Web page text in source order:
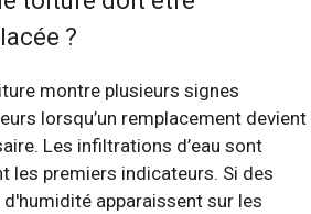
?
montre plusieurs signes
lorsqu’un remplacement devient
Les infiltrations d’eau sont
les premiers indicateurs. Si des
apparaissent sur les